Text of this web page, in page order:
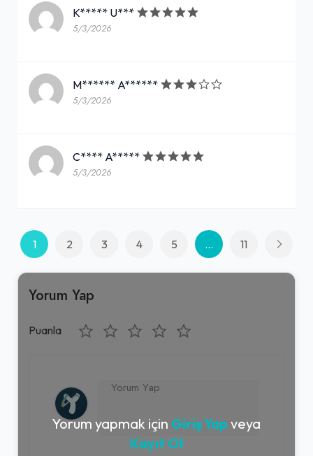
K***** U***
5/3/2026
M****** A******
5/3/2026
C**** A*****
5/3/2026
1 2 3 4 5 ... 11
Yorum Yap
Puanla
Yorum yapmak için Giriş Yap veya
Kayıt Ol